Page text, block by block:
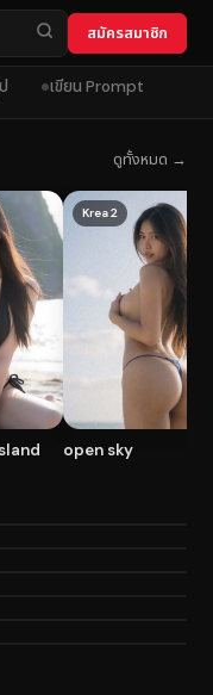
สมัครสมาชิก
เขียน Prompt
ดูทั้งหมด →
Krea 2
open sky